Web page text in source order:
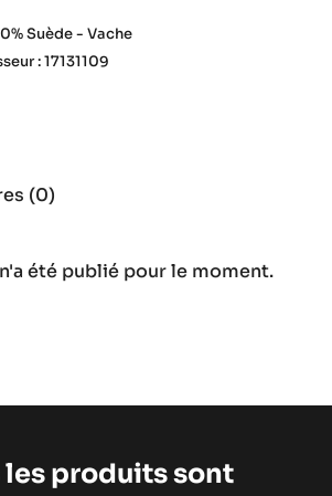
Suède - Vache
: 17131109
(0)
été publié pour le moment.
les produits sont